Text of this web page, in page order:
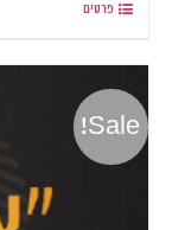
פרטים
Sale!